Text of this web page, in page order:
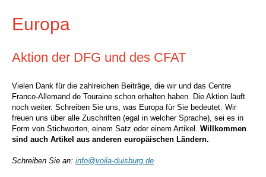
Europa
Aktion der DFG und des CFAT
Vielen Dank für die zahlreichen Beiträge, die wir und das Centre
Franco-Allemand de Touraine schon erhalten haben. Die Aktion läuft
noch weiter. Schreiben Sie uns, was Europa für Sie bedeutet. Wir
freuen uns über alle Zuschriften (egal in welcher Sprache), sei es in
Form von Stichworten, einem Satz oder einem Artikel. Willkommen
sind auch Artikel aus anderen europäischen Ländern.
Schreiben Sie an: info@voila-duisburg.de